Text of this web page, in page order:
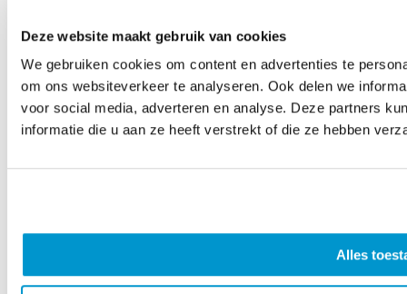
Deze website maakt gebruik van cookies
We gebruiken cookies om content en advertenties te
om ons websiteverkeer te analyseren. Ook delen we
voor social media, adverteren en analyse. Deze partners
informatie die u aan ze heeft verstrekt of die ze hebben
Alles